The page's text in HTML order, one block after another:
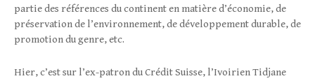
partie des références du continent en matière d’économie, de
préservation de l’environnement, de développement durable, de
promotion du genre, etc.
Hier, c’est sur l’ex-patron du Crédit Suisse, l’Ivoirien Tidjane